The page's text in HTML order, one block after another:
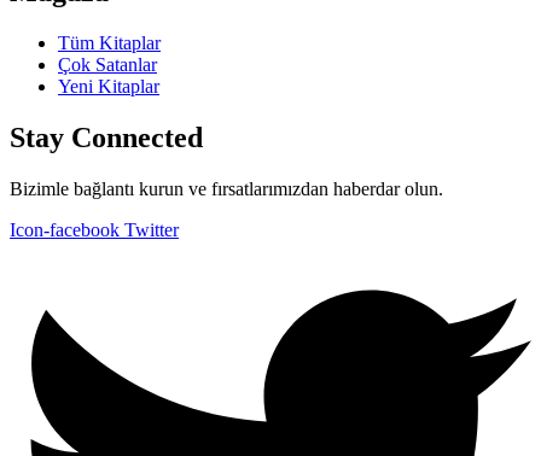
Tüm Kitaplar
Çok Satanlar
Yeni Kitaplar
Stay Connected
Bizimle bağlantı kurun ve fırsatlarımızdan haberdar olun.
Icon-facebook Twitter